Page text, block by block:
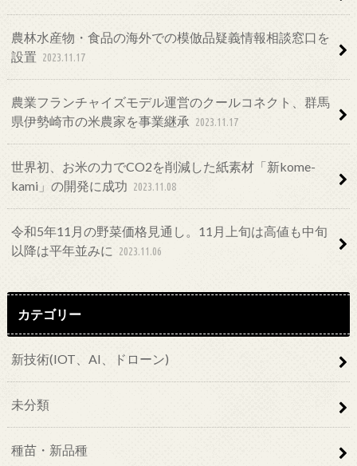
農林水産物・食品の海外での模倣品疑義情報相談窓口を
設置 2023.11.17
農業フランチャイズモデル運営のクールコネクト、群馬
県伊勢崎市の米農家を事業継承 2023.11.17
世界初、お米の力でCO2を削減した紙素材「新kome-
kami」の開発に成功 2023.11.08
令和5年11月の野菜価格見通し。11月上旬は高値も中旬
以降は平年並みに
2023.11.06
カテゴリー
新技術(IOT、AI、ドローン)
未分類
種苗・新品種